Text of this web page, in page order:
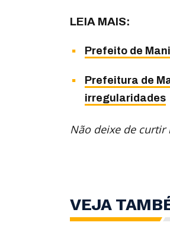
LEIA MAIS:
Prefeito de
Prefeitura de
irregularidades
Não deixe de curtir
VEJA